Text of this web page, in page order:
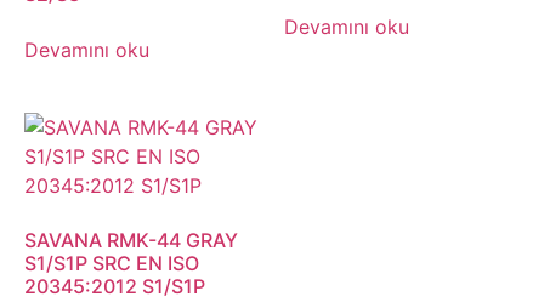
Devamını oku
Devamını oku
SAVANA RMK-44 GRAY
S1/S1P SRC EN ISO
20345:2012 S1/S1P